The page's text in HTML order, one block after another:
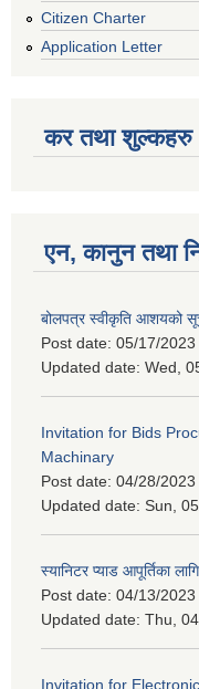
Citizen Charter
Application Letter
कर तथा शुल्कहरु
एन, कानुन तथा
बोलपत्र स्वीकृति आशयको
Post date: 05/17/2023
Updated date: Wed,
Invitation for Bids
Machinary
Post date: 04/28/2023
Updated date: Sun,
स्यानिटर प्याड आपूर्तिका
Post date: 04/13/2023
Updated date: Thu,
Invitation for